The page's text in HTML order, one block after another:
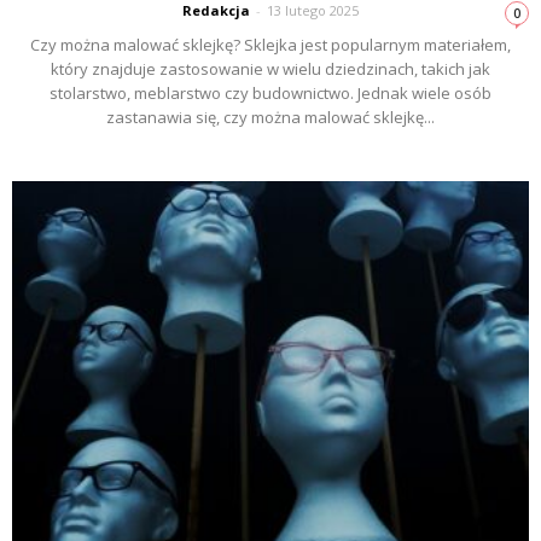
Redakcja - 13 lutego 2025 0
Czy można malować sklejkę? Sklejka jest popularnym materiałem,
który znajduje zastosowanie w wielu dziedzinach, takich jak
stolarstwo, meblarstwo czy budownictwo. Jednak wiele osób
zastanawia się, czy można malować sklejkę...